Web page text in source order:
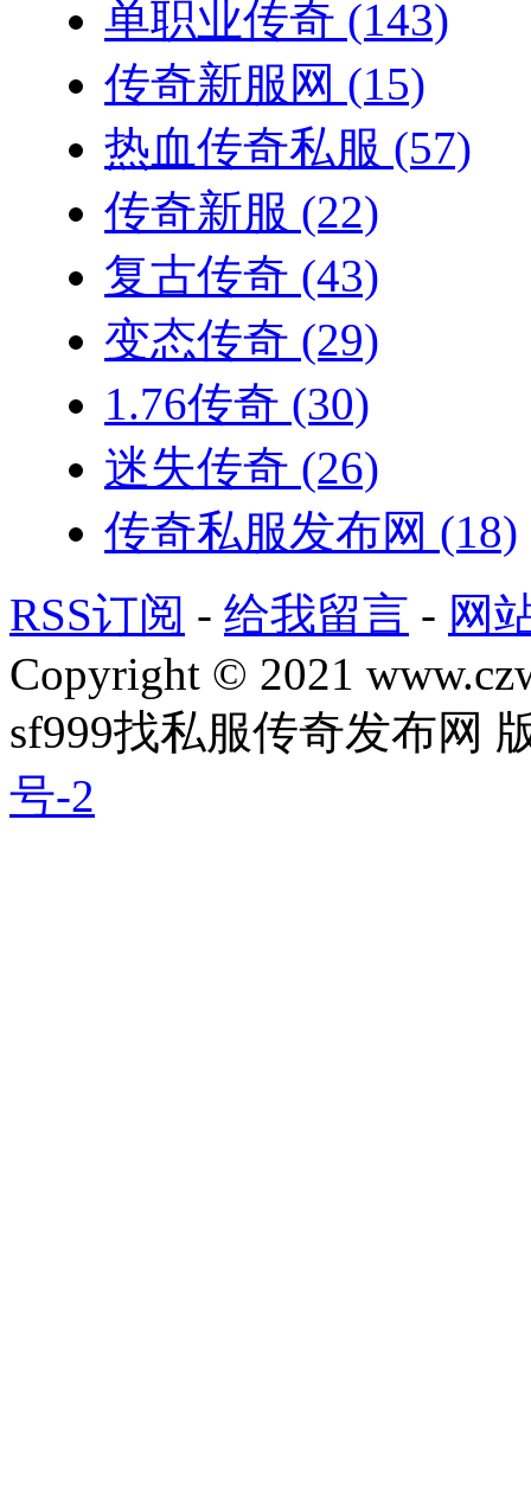
单职业传奇 (143)
传奇新服网 (15)
热血传奇私服 (57)
传奇新服 (22)
复古传奇 (43)
变态传奇 (29)
1.76传奇 (30)
迷失传奇 (26)
传奇私服发布网 (18)
RSS订阅 - 给我留言 - 网
Copyright © 2021
sf999找私服传奇发布网
号-2